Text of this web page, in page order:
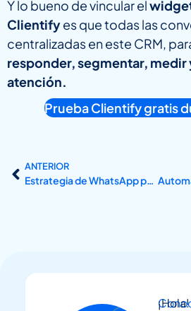
Y lo bueno de vincular el
Clientifyes que todas las
centralizadas en este CRM,
responder, segmentar, medir
atención.
Prueba Clientify gratis
ANTERIOR
Estrategia de WhatsApp para PYMES: cómo atraer, vender y fidelizar más clientes
¡Hola!